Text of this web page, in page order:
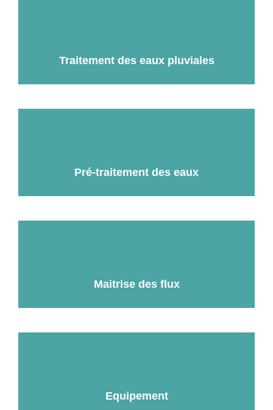
Traitement des eaux pluviales
Pré-traitement des eaux
Maitrise des flux
Equipement